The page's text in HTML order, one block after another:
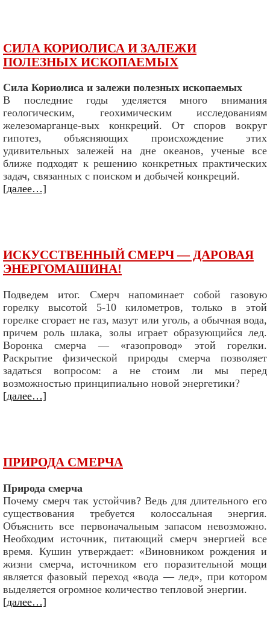
СИЛА КОРИОЛИСА И ЗАЛЕЖИ
ПОЛЕЗНЫХ ИСКОПАЕМЫХ
Сила Кориолиса и залежи полезных ископаемых
В последние годы уделяется много внимания
геологическим, геохимическим исследованиям
железомарганце-вых конкреций. От споров вокруг
гипотез, объясняющих происхождение этих
удивительных залежей на дне океанов, ученые все
ближе подходят к решению конкретных практических
задач, связанных с поиском и добычей конкреций.
[далее…]
ИСКУССТВЕННЫЙ СМЕРЧ — ДАРОВАЯ
ЭНЕРГОМАШИНА!
Подведем итог. Смерч напоминает собой газовую
горелку высотой 5-10 километров, только в этой
горелке сгорает не газ, мазут или уголь, а обычная вода,
причем роль шлака, золы играет образующийся лед.
Воронка смерча — «газопровод» этой горелки.
Раскрытие физической природы смерча позволяет
задаться вопросом: а не стоим ли мы перед
возможностью принципиально новой энергетики?
[далее…]
ПРИРОДА СМЕРЧА
Природа смерча
Почему смерч так устойчив? Ведь для длительного его
существования требуется колоссальная энергия.
Объяснить все первоначальным запасом невозможно.
Необходим источник, питающий смерч энергией все
время. Кушин утверждает: «Виновником рождения и
жизни смерча, источником его поразительной мощи
является фазовый переход «вода — лед», при котором
выделяется огромное количество тепловой энергии.
[далее…]